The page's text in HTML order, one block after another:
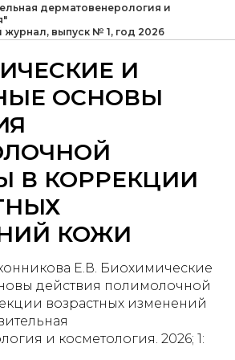
дерматовенерология и
выпуск № 1, год 2026
И
ОСНОВЫ
В КОРРЕКЦИИ
КОЖИ
Е.В. Биохимические
действия полимолочной
возрастных изменений
и косметология. 2026; 1: